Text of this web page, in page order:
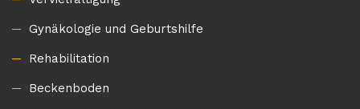
Gynäkologie und Geburtshilfe
Rehabilitation
Beckenboden